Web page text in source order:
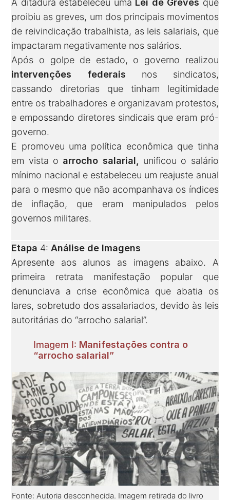
A ditadura estabeleceu uma Lei de Greves que
proibiu as greves, um dos principais movimentos
de reivindicação trabalhista, as leis salariais, que
impactaram negativamente nos salários.
Após o golpe de estado, o governo realizou
intervenções federais nos sindicatos,
cassando diretorias que tinham legitimidade
entre os trabalhadores e organizavam protestos,
e empossando diretores sindicais que eram pró-
governo.
E promoveu uma política econômica que tinha
em vista o arrocho salarial, unificou o salário
mínimo nacional e estabeleceu um reajuste anual
para o mesmo que não acompanhava os índices
de inflação, que eram manipulados pelos
governos militares.
Etapa 4:Análise de Imagens
Apresente aos alunos as imagens abaixo. A
primeira retrata manifestação popular que
denunciava a crise econômica que abatia os
lares, sobretudo dos assalariados, devido às leis
autoritárias do “arrocho salarial”.
Imagem I: Manifestações contra o
“arrocho salarial”
Fonte: Autoria desconhecida. Imagem retirada do livro